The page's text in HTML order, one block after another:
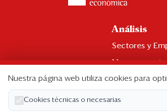
Análisis
Sectores y
Management
Economía y
Nuestra página web utiliza cookies para
Cookies técnicas o necesarias